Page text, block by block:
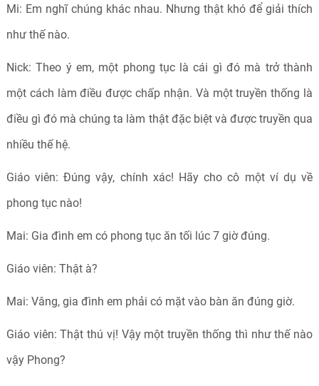
Mi: Em nghĩ chúng khác nhau. Nhưng thật khó để giải thích
như thế nào.
Nick: Theo ý em, một phong tục là cái gì đó mà trở thành
một cách làm điều được chấp nhận. Và một truyền thống là
điều gì đó mà chúng ta làm thật đặc biệt và được truyền qua
nhiều thế hệ.
Giáo viên: Đúng vậy, chính xác! Hãy cho cô một ví dụ về
phong tục nào!
Mai: Gia đình em có phong tục ăn tối lúc 7 giờ đúng.
Giáo viên: Thật à?
Mai: Vâng, gia đình em phải có mặt vào bàn ăn đúng giờ.
Giáo viên: Thật thú vị! Vậy một truyền thống thì như thế nào
vậy Phong?